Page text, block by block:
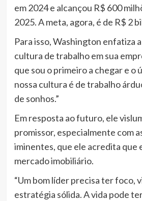
em 2024 e alcançou R$ 600
2025. A meta, agora, é de R$ 2
Para isso, Washington enfatiza
cultura de trabalho em sua
que sou o primeiro a chegar e o
nossa cultura é de trabalho
de sonhos.”
Em resposta ao futuro, ele
promissor, especialmente com
iminentes, que ele acredita que
mercado imobiliário.
“Um bom líder precisa ter foco,
estratégia sólida. A vida pode